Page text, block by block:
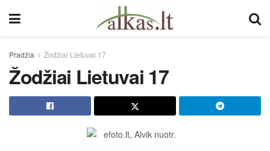
Pradžia Žodžiai Lietuvai 17
Žodžiai Lietuvai 17